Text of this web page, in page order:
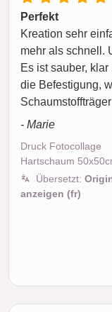
Perfekt
Kreation sehr
mehr als schnell.
Es ist sauber,
die Befestigung,
- Marie
Druck Fotocollage
Hartschaum
Übersetzt:
anzeigen (fr)